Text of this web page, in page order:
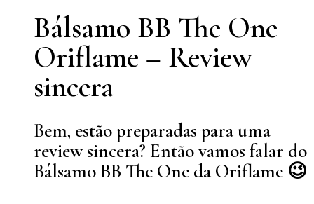
Bálsamo BB The One
Oriflame – Review
sincera
Bem, estão preparadas para uma
review sincera? Então vamos falar do
Bálsamo BB The One da Oriflame 😉